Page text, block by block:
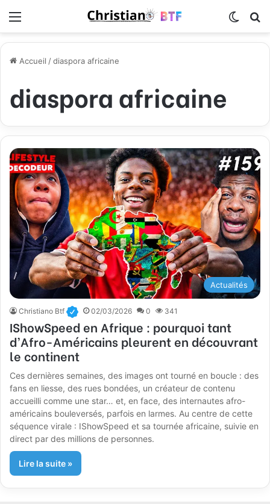
Accueil /diaspora africaine
diaspora africaine
Actualités
Christiano Btf 02/03/2026 0 341
IShowSpeed en Afrique : pourquoi tant
d’Afro-Américains pleurent en découvrant
le continent
Ces dernières semaines, des images ont tourné en boucle : des
fans en liesse, des rues bondées, un créateur de contenu
accueilli comme une star… et, en face, des internautes afro-
américains bouleversés, parfois en larmes. Au centre de cette
séquence virale : IShowSpeed et sa tournée africaine, suivie en
direct par des millions de personnes.
Lire la suite »